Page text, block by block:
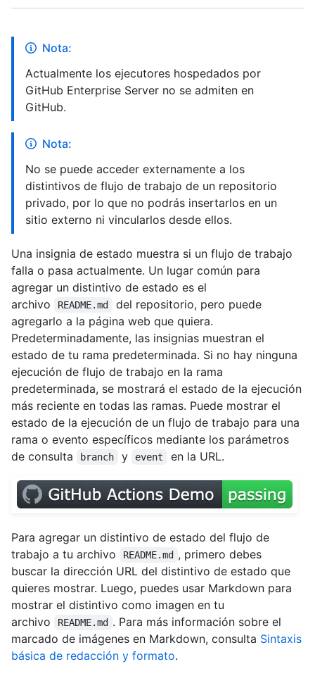
Nota:
Actualmente los ejecutores hospedados por
GitHub Enterprise Server no se admiten en
GitHub.
Nota:
No se puede acceder externamente a los
distintivos de flujo de trabajo de un repositorio
privado, por lo que no podrás insertarlos en un
sitio externo ni vincularlos desde ellos.
Una insignia de estado muestra si un flujo de trabajo
falla o pasa actualmente. Un lugar común para
agregar un distintivo de estado es el
archivo
README.md
del repositorio, pero puede
agregarlo a la página web que quiera.
Predeterminadamente, las insignias muestran el
estado de tu rama predeterminada. Si no hay ninguna
ejecución de flujo de trabajo en la rama
predeterminada, se mostrará el estado de la ejecución
más reciente en todas las ramas. Puede mostrar el
estado de la ejecución de un flujo de trabajo para una
rama o evento específicos mediante los parámetros
de consulta
branch y event en la URL.
Para agregar un distintivo de estado del flujo de
trabajo a tu archivo
README.md , primero debes
buscar la dirección URL del distintivo de estado que
quieres mostrar. Luego, puedes usar Markdown para
mostrar el distintivo como imagen en tu
archivo
README.md . Para más información sobre el
marcado de imágenes en Markdown, consulta Sintaxis
básica de redacción y formato.